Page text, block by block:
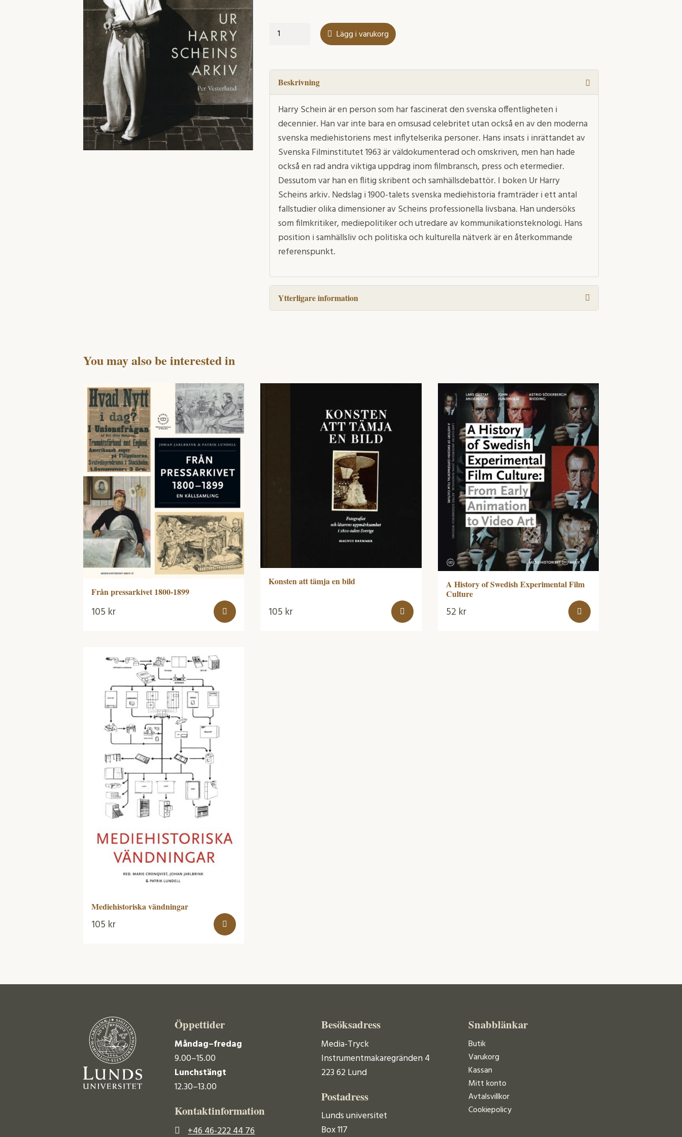
arkiv
mängd
Lägg i varukorg
Beskrivning
Harry Schein är en person som har fascinerat den svenska offentligheten i
decennier. Han var inte bara en omsusad celebritet utan också en av den moderna
svenska mediehistoriens mest inflytelserika personer. Hans insats i inrättandet av
Svenska Filminstitutet 1963 är väldokumenterad och omskriven, men han hade
också en rad andra viktiga uppdrag inom filmbransch, press och etermedier.
Dessutom var han en flitig skribent och samhällsdebattör. I boken Ur Harry
Scheins arkiv. Nedslag i 1900-talets svenska mediehistoria framträder i ett antal
fall­studier olika dimensioner av Scheins professionella livsbana. Han undersöks
som filmkritiker, mediepolitiker och utredare av kommunikationsteknologi. Hans
position i samhällsliv och politiska och kultu­rella nätverk är en återkommande
referenspunkt.
Ytterligare information
You may also be interested in
Från pressarkivet 1800-1899
105 kr
Konsten att tämja en bild
105 kr
A History of Swedish Experimental Film
Culture
52 kr
Mediehistoriska vändningar
105 kr
Öppettider
Måndag–fredag
9.00–15.00
Lunchstängt
12.30–13.00
Kontaktinformation
+46 46-222 44 76
Besöksadress
Media-Tryck
Instrumentmakaregränden 4
223 62 Lund
Postadress
Lunds universitet
Box 117
Snabblänkar
Butik
Varukorg
Kassan
Mitt konto
Avtalsvillkor
Cookiepolicy